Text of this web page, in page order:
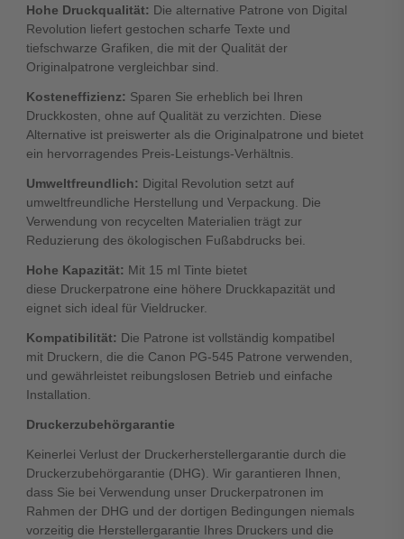
Hohe Druckqualität: Die alternative Patrone von Digital
Revolution liefert gestochen scharfe Texte und
tiefschwarze Grafiken, die mit der Qualität der
Originalpatrone vergleichbar sind.
Kosteneffizienz: Sparen Sie erheblich bei Ihren
Druckkosten, ohne auf Qualität zu verzichten. Diese
Alternative ist preiswerter als die Originalpatrone und bietet
ein hervorragendes Preis-Leistungs-Verhältnis.
Umweltfreundlich: Digital Revolution setzt auf
umweltfreundliche Herstellung und Verpackung. Die
Verwendung von recycelten Materialien trägt zur
Reduzierung des ökologischen Fußabdrucks bei.
Hohe Kapazität: Mit 15 ml Tinte bietet
diese Druckerpatrone eine höhere Druckkapazität und
eignet sich ideal für Vieldrucker.
Kompatibilität: Die Patrone ist vollständig kompatibel
mit Druckern , die die Canon PG-545 Patrone verwenden,
und gewährleistet reibungslosen Betrieb und einfache
Installation.
Druckerzubehörgarantie
Keinerlei Verlust der Druckerherstellergarantie durch die
Druckerzubehörgarantie (DHG). Wir garantieren Ihnen,
dass Sie bei Verwendung unser Druckerpatronen im
Rahmen der DHG und der dortigen Bedingungen niemals
vorzeitig die Herstellergarantie Ihres Druckers und die